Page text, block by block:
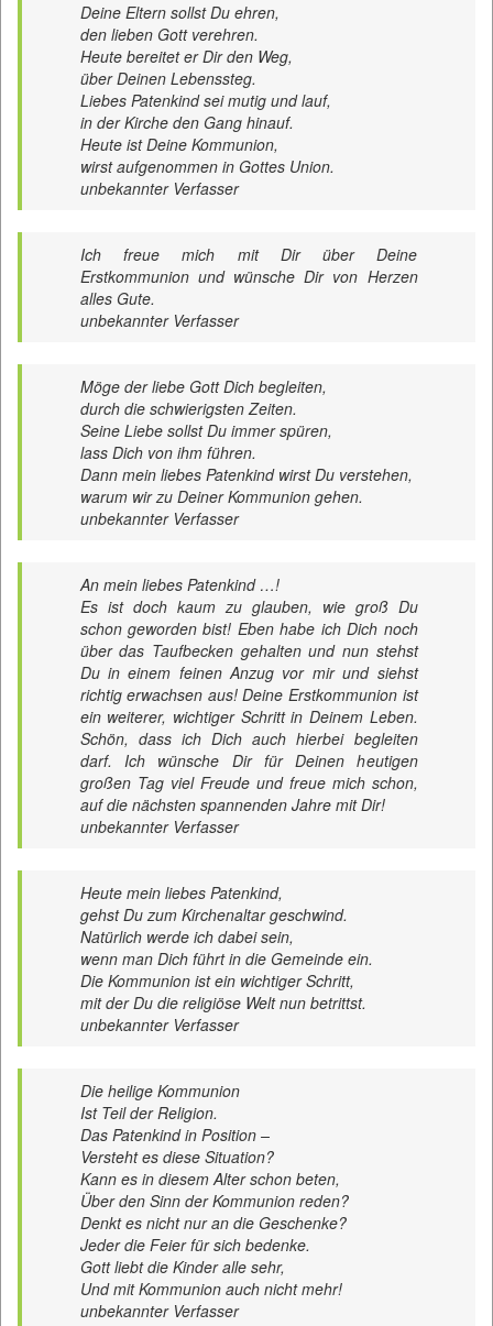
Deine Eltern sollst Du ehren,
den lieben Gott verehren.
Heute bereitet er Dir den Weg,
über Deinen Lebenssteg.
Liebes Patenkind sei mutig und lauf,
in der Kirche den Gang hinauf.
Heute ist Deine Kommunion,
wirst aufgenommen in Gottes Union.
unbekannter Verfasser
Ich freue mich mit Dir über Deine
Erstkommunion und wünsche Dir von Herzen
alles Gute.
unbekannter Verfasser
Möge der liebe Gott Dich begleiten,
durch die schwierigsten Zeiten.
Seine Liebe sollst Du immer spüren,
lass Dich von ihm führen.
Dann mein liebes Patenkind wirst Du verstehen,
warum wir zu Deiner Kommunion gehen.
unbekannter Verfasser
An mein liebes Patenkind …!
Es ist doch kaum zu glauben, wie groß Du
schon geworden bist! Eben habe ich Dich noch
über das Taufbecken gehalten und nun stehst
Du in einem feinen Anzug vor mir und siehst
richtig erwachsen aus! Deine Erstkommunion ist
ein weiterer, wichtiger Schritt in Deinem Leben.
Schön, dass ich Dich auch hierbei begleiten
darf. Ich wünsche Dir für Deinen heutigen
großen Tag viel Freude und freue mich schon,
auf die nächsten spannenden Jahre mit Dir!
unbekannter Verfasser
Heute mein liebes Patenkind,
gehst Du zum Kirchenaltar geschwind.
Natürlich werde ich dabei sein,
wenn man Dich führt in die Gemeinde ein.
Die Kommunion ist ein wichtiger Schritt,
mit der Du die religiöse Welt nun betrittst.
unbekannter Verfasser
Die heilige Kommunion
Ist Teil der Religion.
Das Patenkind in Position –
Versteht es diese Situation?
Kann es in diesem Alter schon beten,
Über den Sinn der Kommunion reden?
Denkt es nicht nur an die Geschenke?
Jeder die Feier für sich bedenke.
Gott liebt die Kinder alle sehr,
Und mit Kommunion auch nicht mehr!
unbekannter Verfasser